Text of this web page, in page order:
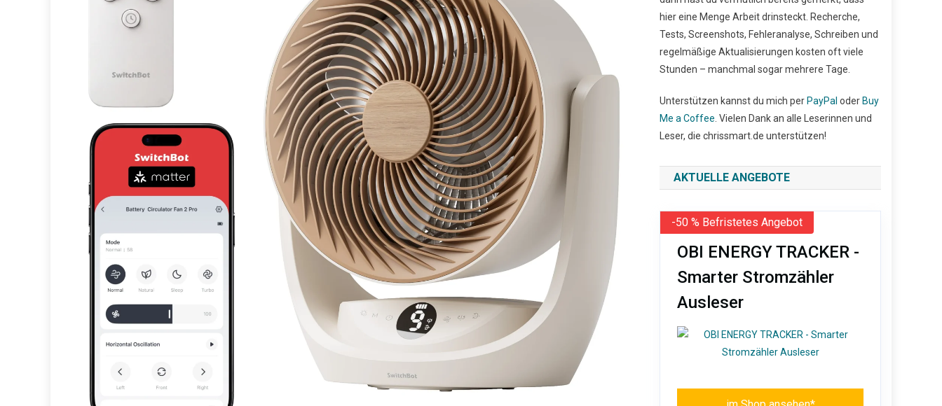
hier eine Menge Arbeit drinsteckt. Recherche,
Tests, Screenshots, Fehleranalyse, Schreiben und
regelmäßige Aktualisierungen kosten oft viele
Stunden – manchmal sogar mehrere Tage.
Unterstützen kannst du mich per PayPal oder Buy
Me a Coffee . Vielen Dank an alle Leserinnen und
Leser, die chrissmart.de unterstützen!
AKTUELLE ANGEBOTE
-50 % Befristetes Angebot
OBI ENERGY TRACKER -
Smarter Stromzähler
Ausleser